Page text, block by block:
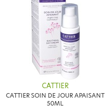
CATTIER
CATTIER SOIN DE JOUR APAISANT
50ML